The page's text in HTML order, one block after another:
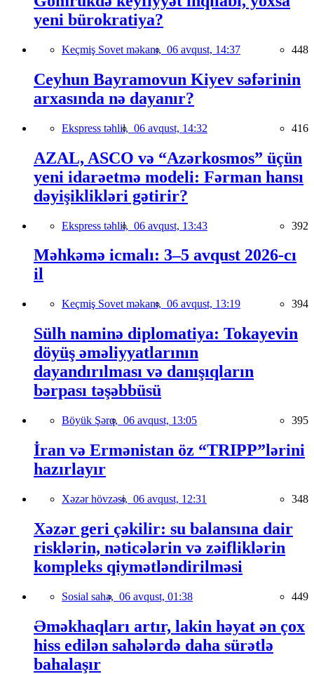
yeni bürokratiya?
Keçmiş Sovet məkanı, 06 avqust, 14:37 448
Ceyhun Bayramovun Kiyev səfərinin
arxasında nə dayanır?
Ekspress təhlil, 06 avqust, 14:32 416
AZAL, ASCO və “Azərkosmos” üçün
yeni idarəetmə modeli: Fərman hansı
dəyişiklikləri gətirir?
Ekspress təhlil, 06 avqust, 13:43 392
Məhkəmə icmalı: 3–5 avqust 2026-cı
il
Keçmiş Sovet məkanı, 06 avqust, 13:19 394
Sülh naminə diplomatiya: Tokayevin
döyüş əməliyyatlarının
dayandırılması və danışıqların
bərpası təşəbbüsü
Böyük Şərq, 06 avqust, 13:05 395
İran və Ermənistan öz “TRIPP”lərini
hazırlayır
Xəzər hövzəsi, 06 avqust, 12:31 348
Xəzər geri çəkilir: su balansına dair
risklərin, nəticələrin və zəifliklərin
kompleks qiymətləndirilməsi
Sosial sahə, 06 avqust, 01:38 449
Əməkhaqları artır, lakin həyat ən çox
hiss edilən sahələrdə daha sürətlə
bahalaşır